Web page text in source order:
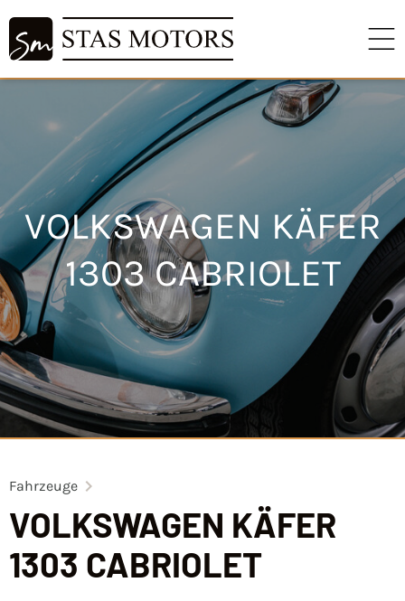
VOLKSWAGEN KÄFER
1303 CABRIOLET
Fahrzeuge
VOLKSWAGEN KÄFER
1303 CABRIOLET